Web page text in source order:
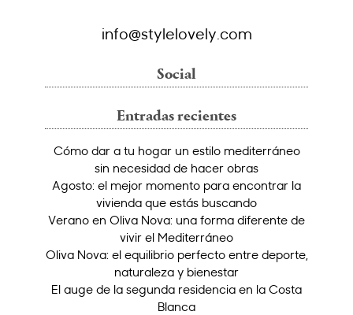
info@stylelovely.com
Social
Entradas recientes
Cómo dar a tu hogar un estilo mediterráneo
sin necesidad de hacer obras
Agosto: el mejor momento para encontrar la
vivienda que estás buscando
Verano en Oliva Nova: una forma diferente de
vivir el Mediterráneo
Oliva Nova: el equilibrio perfecto entre deporte,
naturaleza y bienestar
El auge de la segunda residencia en la Costa
Blanca